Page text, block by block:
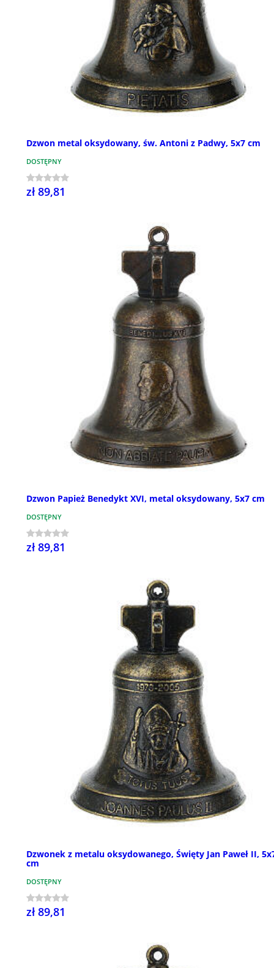
Dzwon metal oksydowany, św. Antoni z Padwy, 5x7 cm
DOSTĘPNY
zł 89,81
Dzwon Papież Benedykt XVI, metal oksydowany, 5x7 cm
DOSTĘPNY
zł 89,81
Dzwonek z metalu oksydowanego, Święty Jan Paweł II,
cm
DOSTĘPNY
zł 89,81